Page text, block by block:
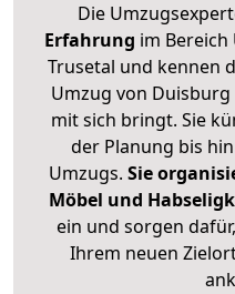
Die
Erfahrung im
Trusetal und kennen
Umzug von
mit sich bringt. Sie
der Planung bis
Umzugs. Sie
Möbel und
ein und sorgen
Ihrem neuen